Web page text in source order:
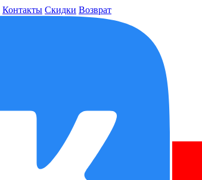
Контакты Скидки Возврат